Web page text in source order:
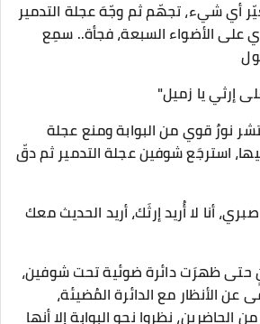
أي شيء، تجهّم ثم وجّهَ عجلة التدمير
على الأضواء السبعة، فجأة.. سمِع
إرثي يا زميل"
نورٌ قوي من البوابة ومنع عجلة
استرجَع شوفين عجلة التدمير ثم دقّ
أنا لا أُريد إرثَك، أريد الحديث معك
حتى ظهرَت دائرة ضوئية تحت شوفين،
الأنظار مع الدائرة المُضيئة،
نظروا نحو البوابة إلا أنها